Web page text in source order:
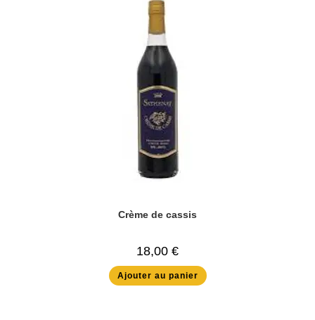
Crème de cassis
18,00 €
Ajouter au panier